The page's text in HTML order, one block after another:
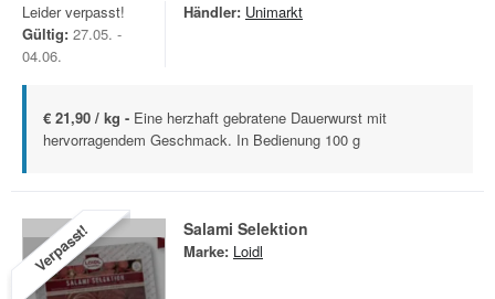
Leider verpasst!
Gültig: 27.05. -
04.06.
Händler: Unimarkt
€ 21,90 / kg - Eine herzhaft gebratene Dauerwurst mit
hervorragendem Geschmack. In Bedienung 100 g
Verpasst! Salami Selektion
Marke: Loidl